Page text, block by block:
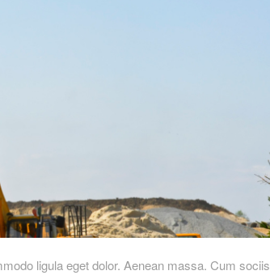
ligula eget dolor. Aenean massa. Cum sociis